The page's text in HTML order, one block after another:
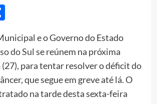
Share
e o Governo do Estado
do Sul se reúnem na próxima
para tentar resolver o déficit do
que segue em greve até lá. O
na tarde desta sexta-feira